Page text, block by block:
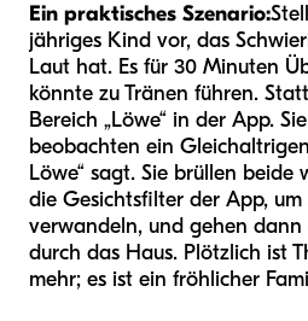
Ein praktisches Szenario:
jähriges Kind vor, das
Laut hat. Es für 30 Minuten
könnte zu Tränen führen.
Bereich „Löwe“ in der App.
beobachten ein
Löwe“ sagt. Sie brüllen beide
die Gesichtsfilter der App,
verwandeln, und gehen dann
durch das Haus. Plötzlich ist
mehr; es ist ein fröhlicher